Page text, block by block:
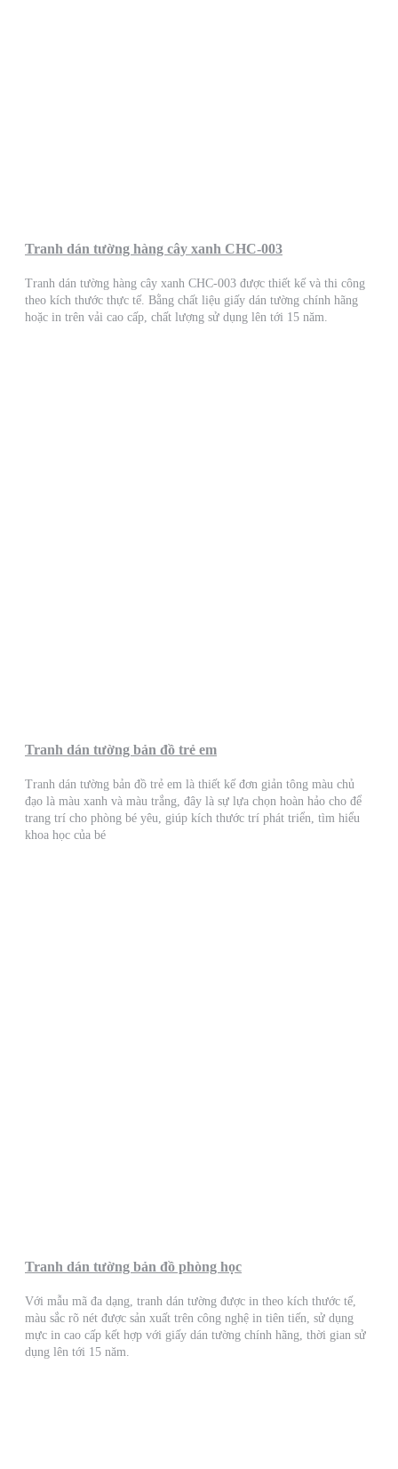
Tranh dán tường hàng cây xanh CHC-003
Tranh dán tường hàng cây xanh CHC-003 được thiết kế và thi công
theo kích thước thực tế. Bằng chất liệu giấy dán tường chính hãng
hoặc in trên vải cao cấp, chất lượng sử dụng lên tới 15 năm.
Tranh dán tường bản đồ trẻ em
Tranh dán tường bản đồ trẻ em là thiết kế đơn giản tông màu chủ
đạo là màu xanh và màu trắng, đây là sự lựa chọn hoàn hảo cho để
trang trí cho phòng bé yêu, giúp kích thước trí phát triển, tìm hiểu
khoa học của bé
Tranh dán tường bản đồ phòng học
Với mẫu mã đa dạng, tranh dán tường được in theo kích thước tế,
màu sắc rõ nét được sản xuất trên công nghệ in tiên tiến, sử dụng
mực in cao cấp kết hợp với giấy dán tường chính hãng, thời gian sử
dụng lên tới 15 năm.